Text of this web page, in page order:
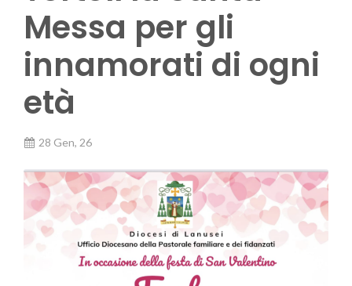
Messa per gli
innamorati di ogni
età
28 Gen, 26